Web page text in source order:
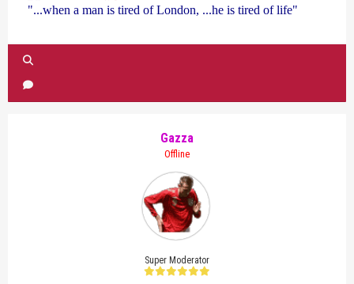
"...when a man is tired of London, ...he is tired of life"
Gazza
Offline
Super Moderator